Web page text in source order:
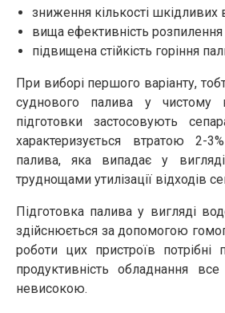
зниження кількості шкідливих
вища ефективність
підвищена стійкість горіння
При виборі першого варіанту,
суднового палива у чистому
підготовки застосовують
характеризується втратою 2-
палива, яка випадає у
труднощами утилізації відходів
Підготовка палива у вигляді
здійснюється за допомогою
роботи цих пристроїв потрібні
продуктивність обладнання
невисокою.